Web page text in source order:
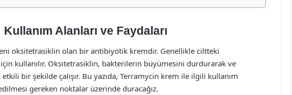
Alanları ve Faydaları
oksitetrasiklin olan bir antibiyotik kremdir. Genellikle ciltteki
kullanılır. Oksitetrasiklin, bakterilerin büyümesini durdurarak ve
bir şekilde çalışır. Bu yazıda, Terramycin krem ile ilgili kullanım
gereken noktalar üzerinde duracağız.